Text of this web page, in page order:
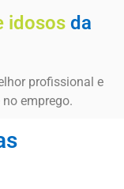
idosos da
profissional e
emprego.